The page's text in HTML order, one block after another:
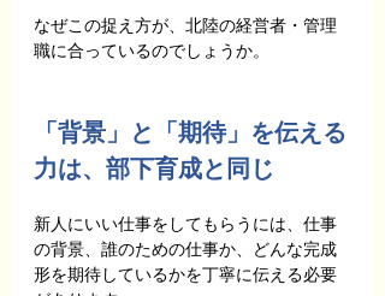
なぜこの捉え方が、北陸の経営者・管理
職に合っているのでしょうか。
「背景」と「期待」を伝える
力は、部下育成と同じ
新人にいい仕事をしてもらうには、仕事
の背景、誰のための仕事か、どんな完成
形を期待しているかを丁寧に伝える必要